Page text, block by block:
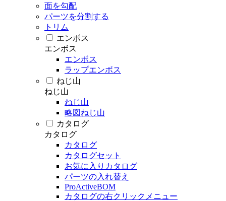
面を勾配
パーツを分割する
トリム
エンボス
エンボス
エンボス
ラップエンボス
ねじ山
ねじ山
ねじ山
略図ねじ山
カタログ
カタログ
カタログ
カタログセット
お気に入りカタログ
パーツの入れ替え
ProActiveBOM
カタログの右クリックメニュー